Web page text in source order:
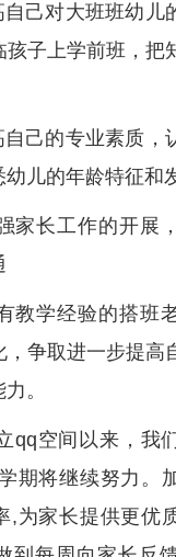
自己对大班班幼儿
孩子上学前班，把
自己的专业素质，
儿的年龄特征和
家长工作的开展
教学经验的搭班
，争取进一步提高
。
qq空间以来，我
期将继续努力。
,为家长提供更优